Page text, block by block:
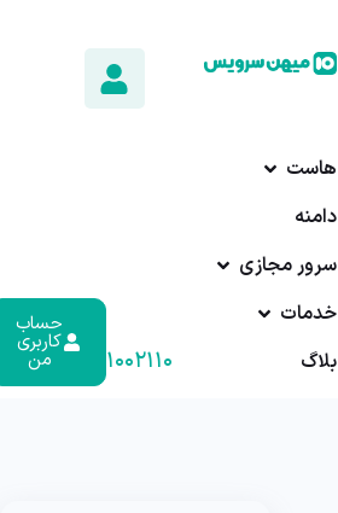
هاست
دامنه
سرور مجازی
خدمات
بلاگ
۰۱۷-۹۱۰۰۲۱۱۰
حساب
کاربری
من